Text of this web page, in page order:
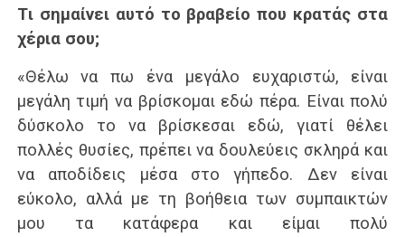
Tι σημαίνει αυτό το βραβείο που κρατάς στα
χέρια σου;
«Θέλω να πω ένα μεγάλο ευχαριστώ, είναι
μεγάλη τιμή να βρίσκομαι εδώ πέρα. Είναι πολύ
δύσκολο το να βρίσκεσαι εδώ, γιατί θέλει
πολλές θυσίες, πρέπει να δουλεύεις σκληρά και
να αποδίδεις μέσα στο γήπεδο. Δεν είναι
εύκολο, αλλά με τη βοήθεια των συμπαικτών
μου τα κατάφερα και είμαι πολύ